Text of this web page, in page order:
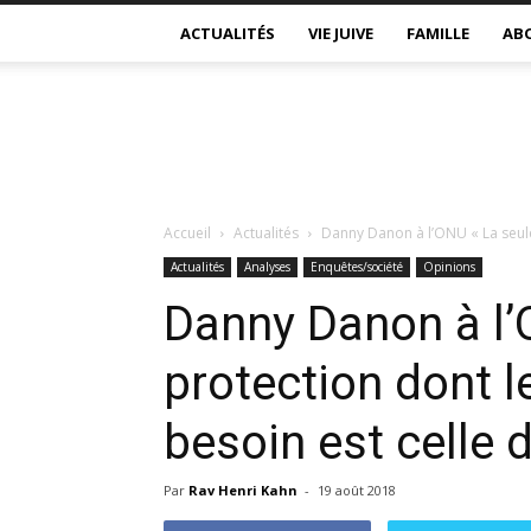
ACTUALITÉS VIE JUIVE FAMILLE
Accueil Actualités Danny Danon à l’ONU « La
Actualités Analyses Enquêtes/société Opinions
Danny Danon à
protection dont
besoin est celle
Par Rav Henri Kahn - 19 août 2018